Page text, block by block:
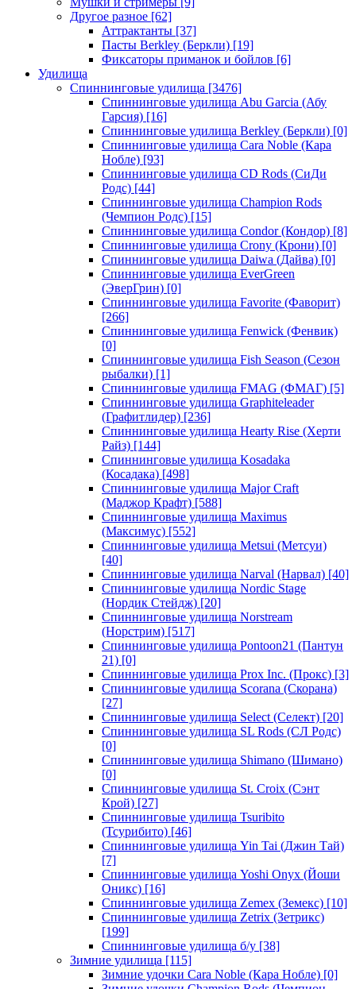
Другое разное [62]
Аттрактанты [37]
Пасты Berkley (Беркли) [19]
Фиксаторы приманок и бойлов [6]
Удилища
Спиннинговые удилища [3476]
Спиннинговые удилища Abu Garcia (Абу
Гарсия) [16]
Спиннинговые удилища Berkley (Беркли) [0]
Спиннинговые удилища Cara Noble (Кара
Нобле) [93]
Спиннинговые удилища CD Rods (СиДи
Родс) [44]
Спиннинговые удилища Champion Rods
(Чемпион Родс) [15]
Спиннинговые удилища Condor (Кондор) [8]
Спиннинговые удилища Crony (Крони) [0]
Спиннинговые удилища Daiwa (Дайва) [0]
Спиннинговые удилища EverGreen
(ЭверГрин) [0]
Спиннинговые удилища Favorite (Фаворит)
[266]
Спиннинговые удилища Fenwick (Фенвик)
[0]
Спиннинговые удилища Fish Season (Сезон
рыбалки) [1]
Спиннинговые удилища FMAG (ФМАГ) [5]
Спиннинговые удилища Graphiteleader
(Графитлидер) [236]
Спиннинговые удилища Hearty Rise (Херти
Райз) [144]
Спиннинговые удилища Kosadaka
(Косадака) [498]
Спиннинговые удилища Major Craft
(Маджор Крафт) [588]
Спиннинговые удилища Maximus
(Максимус) [552]
Спиннинговые удилища Metsui (Метсуи)
[40]
Спиннинговые удилища Narval (Нарвал) [40]
Спиннинговые удилища Nordic Stage
(Нордик Стейдж) [20]
Спиннинговые удилища Norstream
(Норстрим) [517]
Спиннинговые удилища Pontoon21 (Пантун
21) [0]
Спиннинговые удилища Prox Inc. (Прокс) [3]
Спиннинговые удилища Scorana (Скорана)
[27]
Спиннинговые удилища Select (Селект) [20]
Спиннинговые удилища SL Rods (СЛ Родс)
[0]
Спиннинговые удилища Shimano (Шимано)
[0]
Спиннинговые удилища St. Croix (Сэнт
Крой) [27]
Спиннинговые удилища Tsuribito
(Тсурибито) [46]
Спиннинговые удилища Yin Tai (Джин Тай)
[7]
Спиннинговые удилища Yoshi Onyx (Йоши
Оникс) [16]
Спиннинговые удилища Zemex (Земекс) [10]
Спиннинговые удилища Zetrix (Зетрикс)
[199]
Спиннинговые удилища б/у [38]
Зимние удилища [115]
Зимние удочки Cara Noble (Кара Нобле) [0]